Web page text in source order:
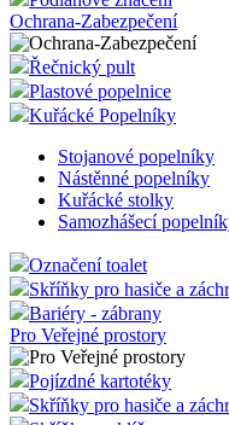
Vymezovací systém
Lanové Bariéry Basic
Vymezovací lana
Páskové bariéry Basic
Podlahové značení
Ochrana-Zabezpečení
Řečnický pult
Plastové popelnice
Kuřácké Popelníky
Stojanové popelníky
Nástěnné popelníky
Kuřácké stolky
Samozhášecí popelníky